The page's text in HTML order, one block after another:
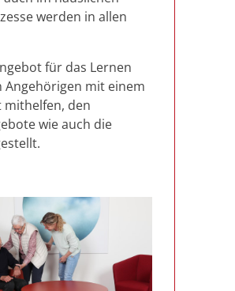
werden in allen
für das Lernen
mit einem
mithelfen, den
wie auch die